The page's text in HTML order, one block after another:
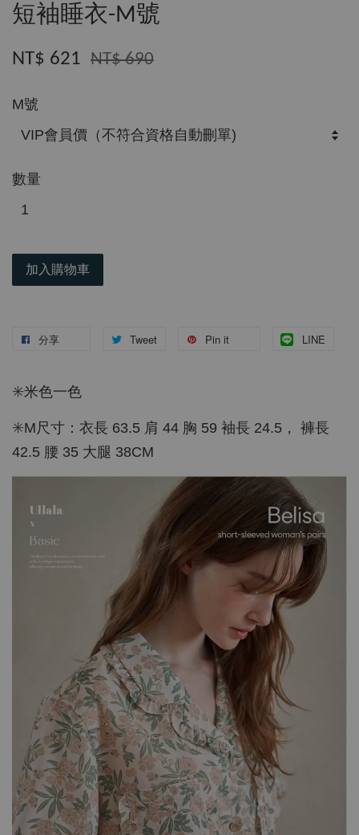
短袖睡衣-M號
NT$ 621 NT$ 690
M號
數量
加入購物車
分享 Tweet Pin it LINE
✳️米色一色
✳️M尺寸：衣長 63.5 肩 44 胸 59 袖長 24.5， 褲長
42.5 腰 35 大腿 38CM